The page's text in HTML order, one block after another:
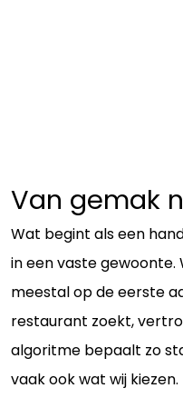
Van gemak
Wat begint als een
in een vaste gewoonte.
meestal op de eerste
restaurant zoekt,
algoritme bepaalt zo
vaak ook wat wij kiezen.